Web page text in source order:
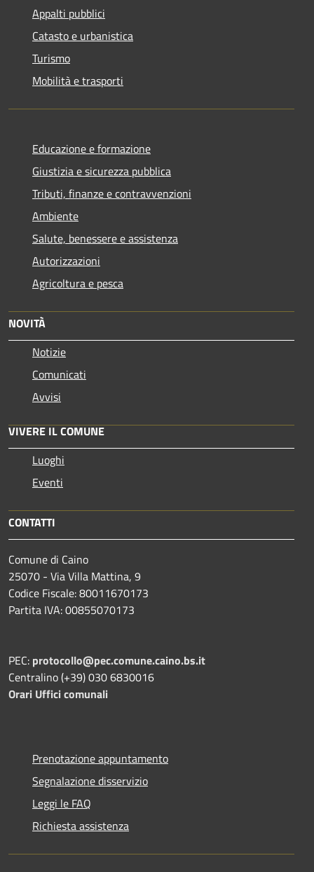
Appalti pubblici
Catasto e urbanistica
Turismo
Mobilità e trasporti
Educazione e formazione
Giustizia e sicurezza pubblica
Tributi, finanze e contravvenzioni
Ambiente
Salute, benessere e assistenza
Autorizzazioni
Agricoltura e pesca
NOVITÀ
Notizie
Comunicati
Avvisi
VIVERE IL COMUNE
Luoghi
Eventi
CONTATTI
Comune di Caino
25070 - Via Villa Mattina, 9
Codice Fiscale: 80011670173
Partita IVA: 00855070173
PEC: protocollo@pec.comune.caino.bs.it
Centralino (+39) 030 6830016
Orari Uffici comunali
Prenotazione appuntamento
Segnalazione disservizio
Leggi le FAQ
Richiesta assistenza